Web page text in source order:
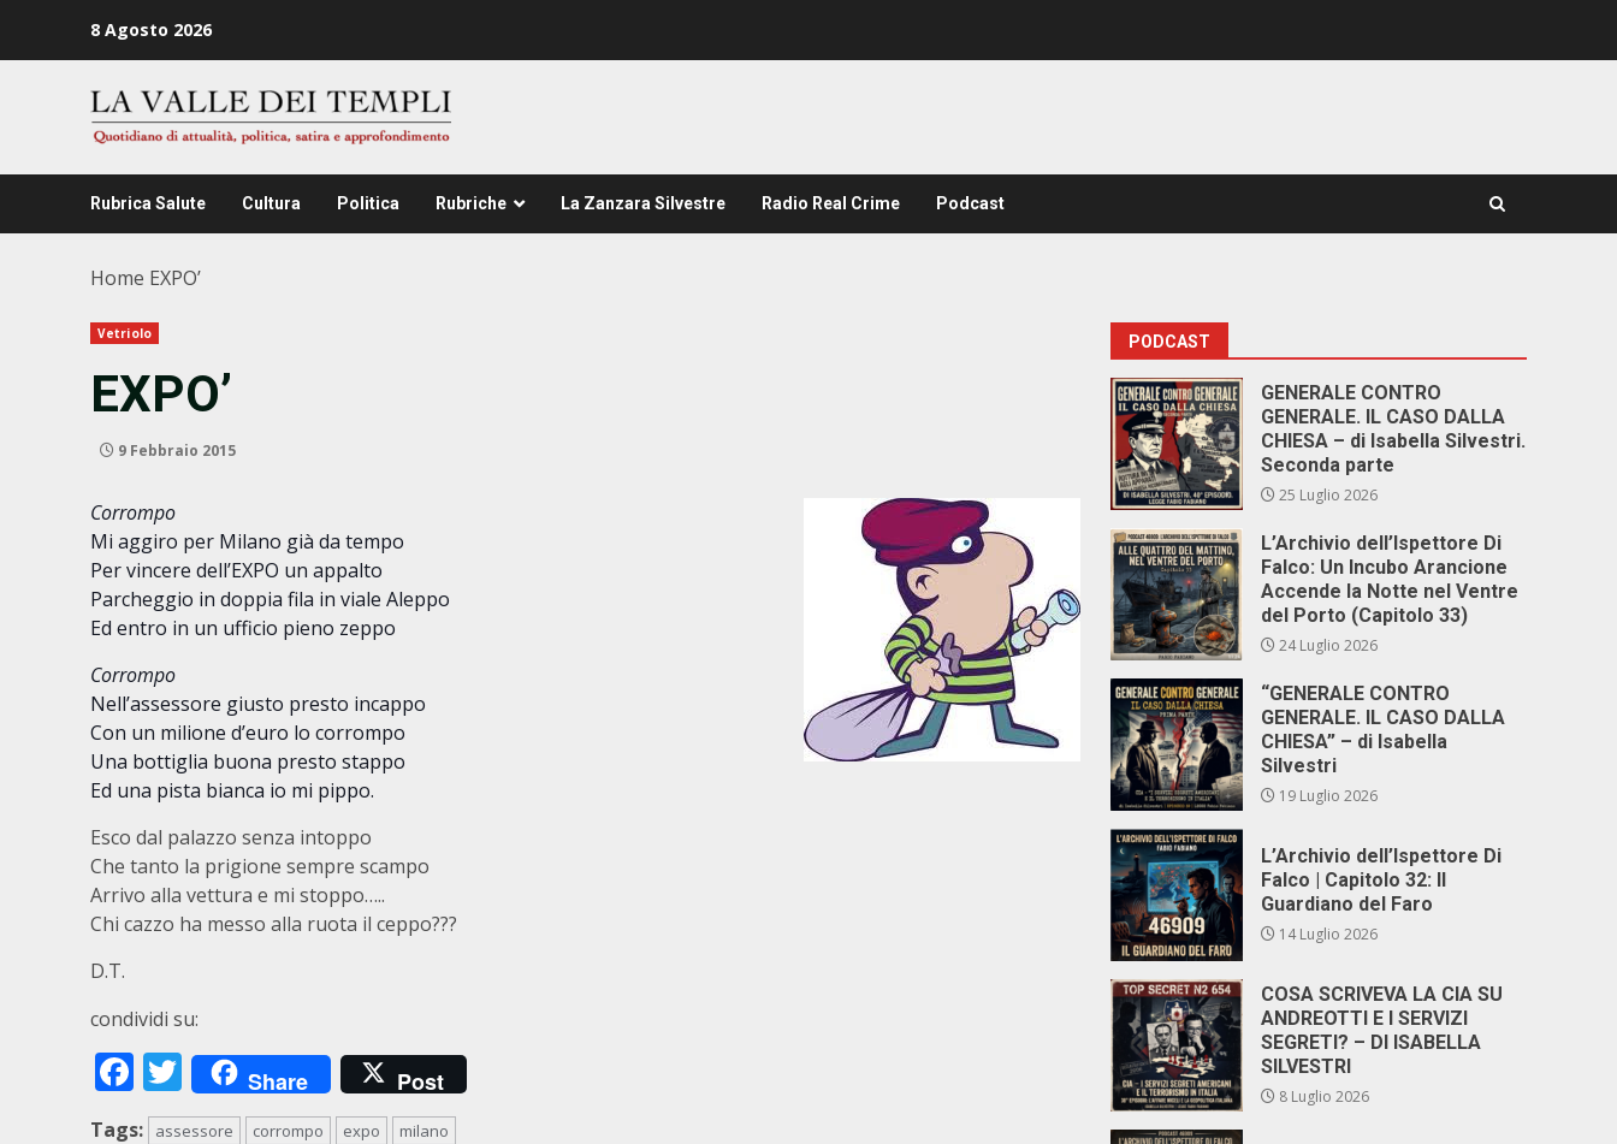
8 Agosto 2026
Rubrica Salute Cultura Politica Rubriche La Zanzara Silvestre Radio Real Crime Podcast
Home EXPO’
Vetriolo
EXPO’
9 Febbraio 2015
Corrompo
Mi aggiro per Milano già da tempo
Per vincere dell’EXPO un appalto
Parcheggio in doppia fila in viale Aleppo
Ed entro in un ufficio pieno zeppo
Corrompo
Nell’assessore giusto presto incappo
Con un milione d’euro lo corrompo
Una bottiglia buona presto stappo
Ed una pista bianca io mi pippo.
Esco dal palazzo senza intoppo
Che tanto la prigione sempre scampo
Arrivo alla vettura e mi stoppo…..
Chi cazzo ha messo alla ruota il ceppo???
D.T.
condividi su:
Facebook
Twitter
Share Post
Tags: assessore corrompo expo milano
PODCAST
GENERALE CONTRO
GENERALE. IL CASO DALLA
CHIESA – di Isabella Silvestri.
Seconda parte
25 Luglio 2026
L’Archivio dell’Ispettore Di
Falco: Un Incubo Arancione
Accende la Notte nel Ventre
del Porto (Capitolo 33)
24 Luglio 2026
“GENERALE CONTRO
GENERALE. IL CASO DALLA
CHIESA” – di Isabella
Silvestri
19 Luglio 2026
L’Archivio dell’Ispettore Di
Falco | Capitolo 32: Il
Guardiano del Faro
14 Luglio 2026
COSA SCRIVEVA LA CIA SU
ANDREOTTI E I SERVIZI
SEGRETI? – DI ISABELLA
SILVESTRI
8 Luglio 2026